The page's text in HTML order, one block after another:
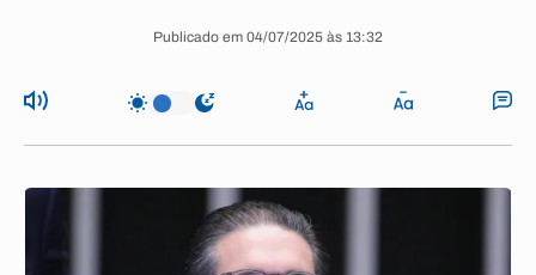
Publicado em 04/07/2025 às 13:32